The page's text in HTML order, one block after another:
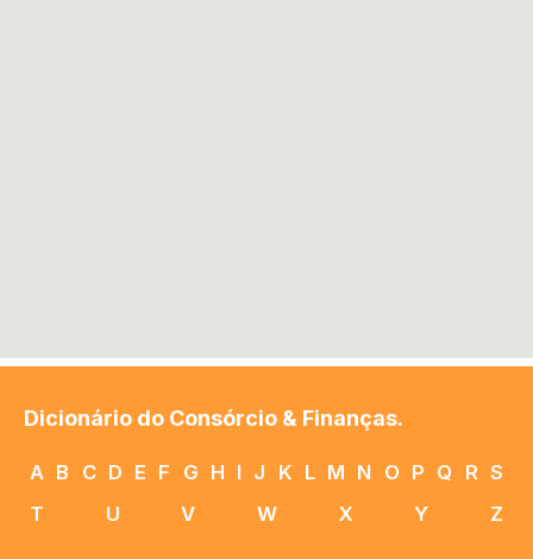
Dicionário do Consórcio & Finanças.
A B C D E F G H I J K L M N O P Q R S
T
U V W X Y Z